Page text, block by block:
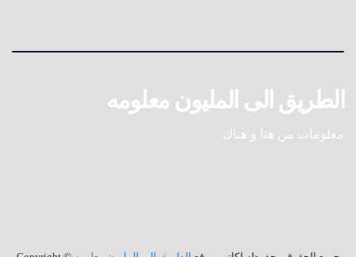
الطريق الى المليون معلومه
معلومات من هنا و هناك